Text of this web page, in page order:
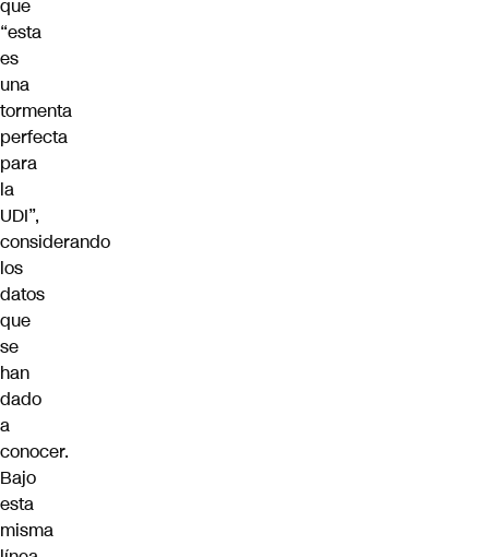
que
“esta
es
una
tormenta
perfecta
para
la
UDI”,
considerando
los
datos
que
se
han
dado
a
conocer.
Bajo
esta
misma